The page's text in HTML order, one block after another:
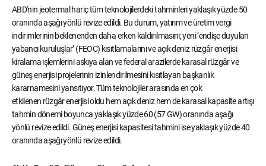
ABD'nin jeotermal hariç tüm teknolojilerdeki tahminleri yaklaşık yüzde 50
oranında aşağı yönlü revize edildi. Bu durum, yatırım ve üretim vergi
indirimlerinin beklenenden daha erken kaldırılmasını; yeni ‘endişe duyulan
yabancı kuruluşlar’ (FEOC) kısıtlamalarını ve açık deniz rüzgâr enerjisi
kiralama işlemlerini askıya alan ve federal arazilerde karasal rüzgâr ve
güneş enerjisi projelerinin izinlendirilmesini kısıtlayan başkanlık
kararnamesini yansıtıyor. Tüm teknolojiler arasında en çok
etkilenen rüzgâr enerjisi oldu hem açık deniz hem de karasal kapasite artışı
tahmin dönemi boyunca yaklaşık yüzde 60 (57 GW) oranında aşağı
yönlü revize edildi. Güneş enerjisi kapasitesi tahmini ise yaklaşık yüzde 40
oranında aşağı yönlü revize edildi.